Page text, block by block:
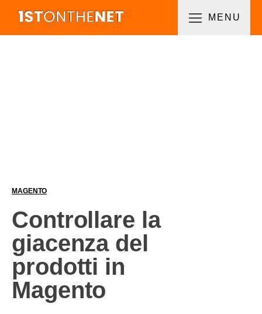
MENU
MAGENTO
Controllare la
giacenza del
prodotti in
Magento